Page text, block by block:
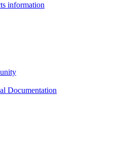
information
Documentation